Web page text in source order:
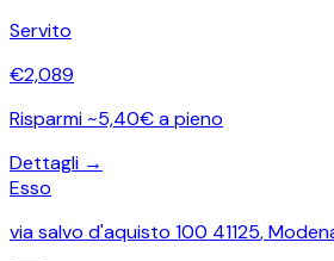
Servito
€2,089
Risparmi ~5,40€ a pieno
Dettagli →
Esso
via salvo d'aquisto 100 41125,